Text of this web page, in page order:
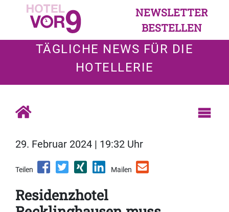
NEWSLETTER
BESTELLEN
TÄGLICHE NEWS FÜR DIE
HOTELLERIE
29. Februar 2024 | 19:32 Uhr
Teilen Mailen
Residenzhotel